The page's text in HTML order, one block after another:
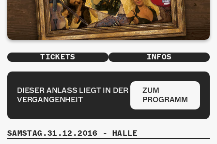
ÜBER UNS
GÖNNEREI
SHOP
MITMACHEN
TICKETS INFOS
DIESER ANLASS LIEGT IN DER
VERGANGENHEIT
ZUM
PROGRAMM
SAMSTAG.31.12.2016 - HALLE